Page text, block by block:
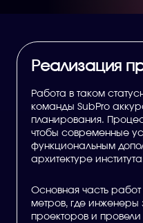
Реализация
Работа в таком
команды SubPro
планирования.
чтобы современные
функциональным
архитектуре
Основная часть
метров, где инженеры
проекторов и